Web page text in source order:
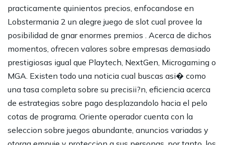
practicamente quinientos precios, enfocandose en
Lobstermania 2 un alegre juego de slot cual provee la
posibilidad de gnar enormes premios . Acerca de dichos
momentos, ofrecen valores sobre empresas demasiado
prestigiosas igual que Playtech, NextGen, Microgaming o
MGA. Existen todo una noticia cual buscas asi� como
una tasa completa sobre su precisii?n, eficiencia acerca
de estrategias sobre pago desplazandolo hacia el pelo
cotas de programa. Oriente operador cuenta con la
seleccion sobre juegos abundante, anuncios variadas y